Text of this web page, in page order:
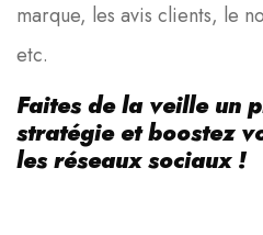
marque, les avis clients, le
etc.
Faites de la veille un
stratégie et boostez
les réseaux sociaux !